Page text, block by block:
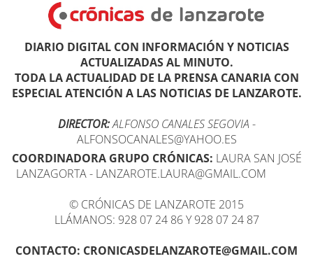
DIARIO DIGITAL CON INFORMACIÓN Y NOTICIAS
ACTUALIZADAS AL MINUTO.
TODA LA ACTUALIDAD DE LA PRENSA CANARIA CON
ESPECIAL ATENCIÓN A LAS NOTICIAS DE LANZAROTE.
DIRECTOR:ALFONSO CANALES SEGOVIA -
ALFONSOCANALES@YAHOO.ES
COORDINADORA GRUPO CRÓNICAS: LAURA SAN JOSÉ
LANZAGORTA - LANZAROTE.LAURA@GMAIL.COM
© CRÓNICAS DE LANZAROTE 2015
LLÁMANOS: 928 07 24 86 Y 928 07 24 87
CONTACTO: CRONICASDELANZAROTE@GMAIL.COM